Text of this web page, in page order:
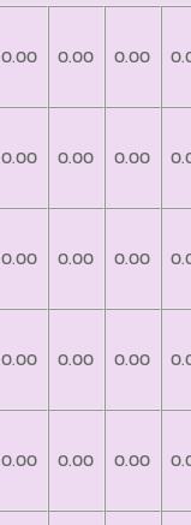
0.00 0.00 0.00
0.00 0.00 0.00
0.00 0.00 0.00
0.00 0.00 0.00
0.00 0.00 0.00